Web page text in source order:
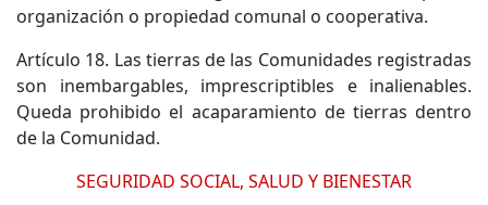
organización o propiedad comunal o cooperativa.
Artículo 18. Las tierras de las Comunidades registradas
son inembargables, imprescriptibles e inalienables.
Queda prohibido el acaparamiento de tierras dentro
de la Comunidad.
SEGURIDAD SOCIAL, SALUD Y BIENESTAR